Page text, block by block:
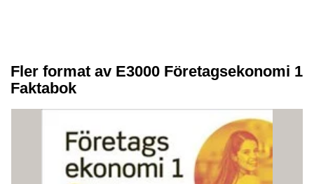
Fler format av E3000 Företagsekonomi 1
Faktabok